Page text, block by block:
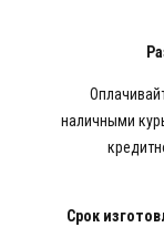
наличными
Срок